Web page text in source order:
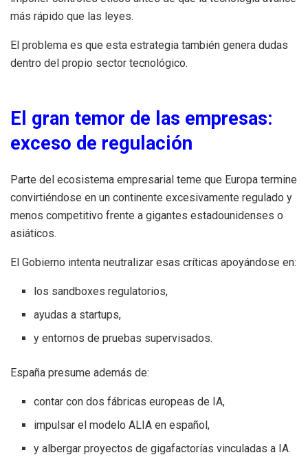
más rápido que las leyes.
El problema es que esta estrategia también genera dudas
dentro del propio sector tecnológico.
El gran temor de las empresas:
exceso de regulación
Parte del ecosistema empresarial teme que Europa termine
convirtiéndose en un continente excesivamente regulado y
menos competitivo frente a gigantes estadounidenses o
asiáticos.
El Gobierno intenta neutralizar esas críticas apoyándose en:
los sandboxes regulatorios,
ayudas a startups,
y entornos de pruebas supervisados.
España presume además de:
contar con dos fábricas europeas de IA,
impulsar el modelo ALIA en español,
y albergar proyectos de gigafactorías vinculadas a IA.